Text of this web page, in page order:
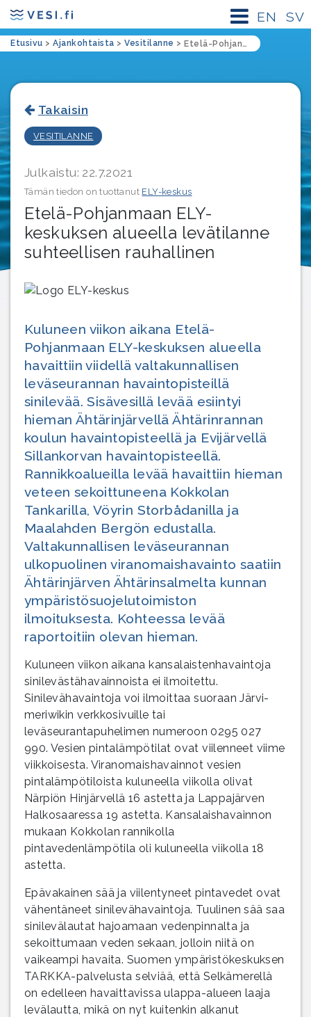
SV
EN
Etusivu > Ajankohtaista > Vesitilanne > Etelä-Pohjanmaan ELY-keskuksen alueella levätilanne suhteellisen rauhallinen
Takaisin
VESITILANNE
Julkaistu: 22.7.2021
Tämän tiedon on tuottanut ELY-keskus
Etelä-Pohjanmaan ELY-
keskuksen alueella levätilanne
suhteellisen rauhallinen
Kuluneen viikon aikana Etelä-
Pohjanmaan ELY-keskuksen alueella
havaittiin viidellä valtakunnallisen
leväseurannan havaintopisteillä
sinilevää. Sisävesillä levää esiintyi
hieman Ähtärinjärvellä Ähtärinrannan
koulun havaintopisteellä ja Evijärvellä
Sillankorvan havaintopisteellä.
Rannikkoalueilla levää havaittiin hieman
veteen sekoittuneena Kokkolan
Tankarilla, Vöyrin Storbådanilla ja
Maalahden Bergön edustalla.
Valtakunnallisen leväseurannan
ulkopuolinen viranomaishavainto saatiin
Ähtärinjärven Ähtärinsalmelta kunnan
ympäristösuojelutoimiston
ilmoituksesta. Kohteessa levää
raportoitiin olevan hieman.
Kuluneen viikon aikana kansalaistenhavaintoja
sinilevästähavainnoista ei ilmoitettu.
Sinilevähavaintoja voi ilmoittaa suoraan Järvi-
meriwikin verkkosivuille tai
leväseurantapuhelimen numeroon 0295 027
990. Vesien pintalämpötilat ovat viilenneet viime
viikkoisesta. Viranomaishavainnot vesien
pintalämpötiloista kuluneella viikolla olivat
Närpiön Hinjärvellä 16 astetta ja Lappajärven
Halkosaaressa 19 astetta. Kansalaishavainnon
mukaan Kokkolan rannikolla
pintavedenlämpötila oli kuluneella viikolla 18
astetta.
Epävakainen sää ja viilentyneet pintavedet ovat
vähentäneet sinilevähavaintoja. Tuulinen sää saa
sinilevälautat hajoamaan vedenpinnalta ja
sekoittumaan veden sekaan, jolloin niitä on
vaikeampi havaita. Suomen ympäristökeskuksen
TARKKA-palvelusta selviää, että Selkämerellä
on edelleen havaittavissa ulappa-alueen laaja
levälautta, mikä on nyt kuitenkin alkanut